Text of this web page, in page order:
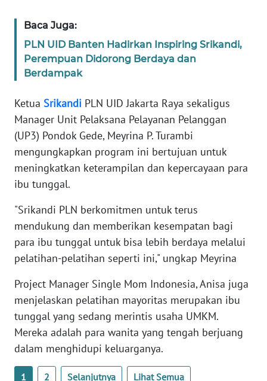
Baca Juga:
PLN UID Banten Hadirkan Inspiring Srikandi,
Perempuan Didorong Berdaya dan
Berdampak
Ketua Srikandi PLN UID Jakarta Raya sekaligus
Manager Unit Pelaksana Pelayanan Pelanggan
(UP3) Pondok Gede, Meyrina P. Turambi
mengungkapkan program ini bertujuan untuk
meningkatkan keterampilan dan kepercayaan para
ibu tunggal.
"Srikandi PLN berkomitmen untuk terus
mendukung dan memberikan kesempatan bagi
para ibu tunggal untuk bisa lebih berdaya melalui
pelatihan-pelatihan seperti ini," ungkap Meyrina
Project Manager Single Mom Indonesia, Anisa juga
menjelaskan pelatihan mayoritas merupakan ibu
tunggal yang sedang merintis usaha UMKM.
Mereka adalah para wanita yang tengah berjuang
dalam menghidupi keluarganya.
1 2 Selanjutnya Lihat Semua
NTB
WN
SULTENG
WN
BABEL
WN
WN
SUMSEL
BENGKULU
WN
LAMPUNG
WN
JATENG